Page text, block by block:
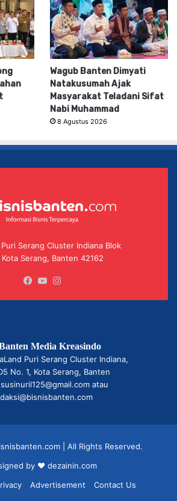
Wagub Banten Dimyati
Natakusumah Ajak
Masyarakat Teladani Sifat
Nabi Muhammad
8 Agustus 2026
Serang Cluster Indiana Blok
Kota Serang, Banten 42162
Facebook
YouTube
Media Kreasindo
Puri Serang Cluster Indiana,
No. 1, Kota Serang, Banten
atau
| All Rights Reserved.
by ❤ dezainin.com
Advertisement Contact Us